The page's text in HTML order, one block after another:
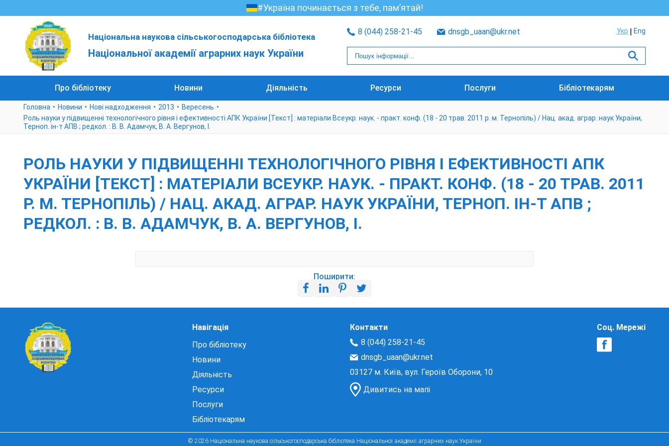
#Україна починається з тебе, пам’ятай!
Національна наукова сільськогосподарська бібліотека
Національної академії аграрних наук України
8 (044) 258-21-45 dnsgb_uaan@ukr.net Укр Eng
Про бібліотеку Новини Діяльність Ресурси Послуги Бібліотекарям
Головна Новини Нові надходження 2013
Вересень
Роль науки у підвищенні технологічного рівня і ефективності АПК України [Текст] : матеріали Всеукр. наук. - практ. конф. (18 - 20 трав. 2011 р. м. Тернопіль) / Нац. акад. аграр. наук України,
Терноп. ін-т АПВ ; редкол. : В. В. Адамчук, В. А. Вергунов, І.
РОЛЬ НАУКИ У ПІДВИЩЕННІ ТЕХНОЛОГІЧНОГО РІВНЯ І ЕФЕКТИВНОСТІ АПК
УКРАЇНИ [ТЕКСТ] : МАТЕРІАЛИ ВСЕУКР. НАУК. - ПРАКТ. КОНФ. (18 - 20 ТРАВ. 2011
Р. М. ТЕРНОПІЛЬ) / НАЦ. АКАД. АГРАР. НАУК УКРАЇНИ, ТЕРНОП. ІН-Т АПВ ;
РЕДКОЛ. : В. В. АДАМЧУК, В. А. ВЕРГУНОВ, І.
Поширити:
Навігація
Про бібліотеку
Новини
Діяльність
Ресурси
Послуги
Бібліотекарям
Контакти
8 (044) 258-21-45
dnsgb_uaan@ukr.net
03127 м. Київ, вул. Героїв Оборони, 10
Дивитись на мапі
Соц. Мережі
© 2026 Національна наукова сільськогосподарська бібліотека Національної академії аграрних наук України